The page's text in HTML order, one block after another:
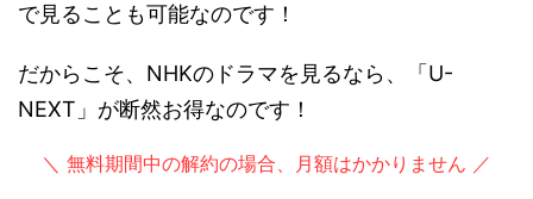
で見ることも可能なのです！
だからこそ、NHKのドラマを見るなら、「U-
NEXT」が断然お得なのです！
＼ 無料期間中の解約の場合、月額はかかりません ／